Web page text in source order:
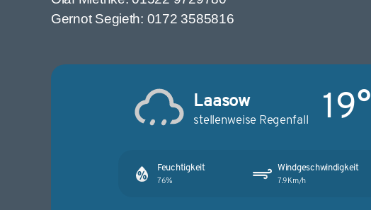
Gernot Segieth: 0172 3585816
Laasow
stellenweise Regenfall 19°
Feuchtigkeit
76%
Windgeschwindigkeit
7.9Km/h